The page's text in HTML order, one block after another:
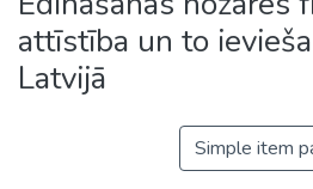
attīstība un to
Latvijā
Simple item